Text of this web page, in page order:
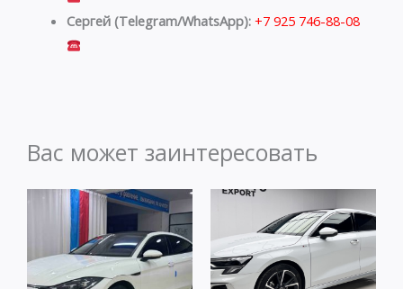
Сергей (Telegram/WhatsApp): +7 925 746-88-08
Вас может заинтересовать